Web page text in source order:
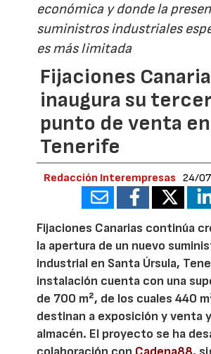
económica y donde la
suministros industriales
es más limitada
Fijaciones
inaugura su tercer
punto de venta en
Tenerife
Redacción Interempresas 24/
Fijaciones Canarias continúa
la apertura de un nuevo
industrial en Santa Úrsula,
instalación cuenta con una
de 700 m², de los cuales 440
destinan a exposición y venta
almacén. El proyecto se ha